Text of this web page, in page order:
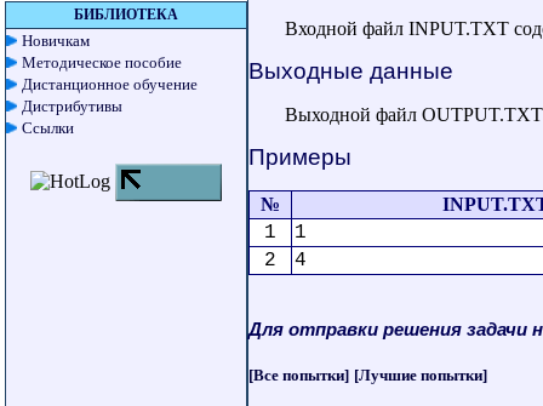
БИБЛИОТЕКА
Новичкам
Методическое пособие
Дистанционное обучение
Дистрибутивы
Ссылки
Входной файл INPUT.TXT
Выходные данные
Выходной файл OUTPUT.TXT
Примеры
№
1
1
2
4
Для отправки решения задачи
[Все попытки] [Лучшие попытки]